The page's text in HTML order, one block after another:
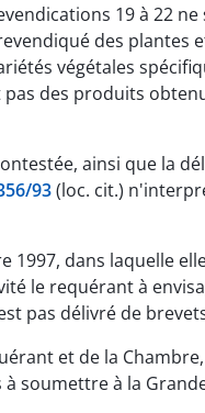
19 à 22
des plantes
végétales
des produits
ainsi que la
93(loc. cit.)
dans laquelle
le requérant à
pas délivré de
et de la
à la